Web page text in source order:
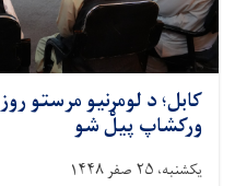
کابل؛ د لومړنیو مرستو
ورکشاپ پیل شو
یکشنبه، ۲۵ صفر ۱۴۴۸